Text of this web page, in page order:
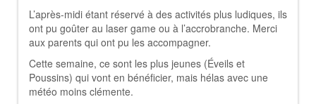
L’après-midi étant réservé à des activités plus ludiques, ils
ont pu goûter au laser game ou à l’accrobranche. Merci
aux parents qui ont pu les accompagner.
Cette semaine, ce sont les plus jeunes (Éveils et
Poussins) qui vont en bénéficier, mais hélas avec une
météo moins clémente.